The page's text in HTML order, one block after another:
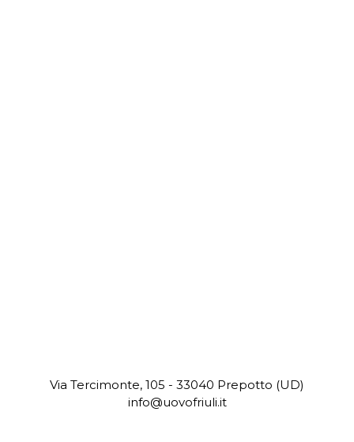
Via Tercimonte, 105 - 33040 Prepotto (UD)
info@uovofriuli.it